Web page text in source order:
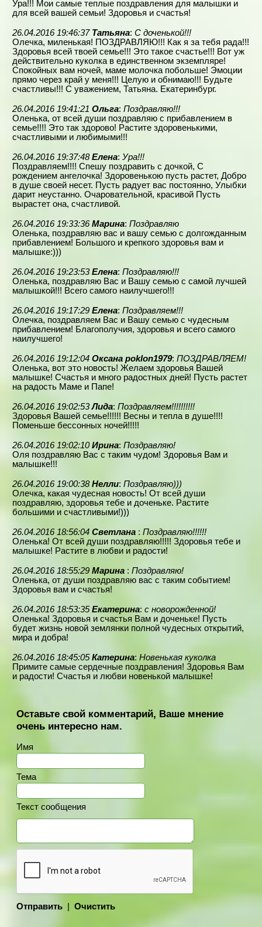
Ура!!! Мои самые теплые поздравления для малышки и
для всей вашей семьи! Здоровья и счастья!
26.04.2016 19:46:37 Татьяна: С доченькой!!!
Олечка, миленькая! ПОЗДРАВЛЯЮ!!! Как я за тебя рада!!!
Здоровья всей твоей семье!!! Это такое счастье!!! Вот уж
действительно куколка в единственном экземпляре!
Спокойных вам ночей, маме молочка побольше! Эмоции
прямо через край у меня!!! Целую и обнимаю!!! Будьте
счастливы!!! С уважением, Татьяна. Екатеринбург.
26.04.2016 19:41:21 Ольга: Поздравляю!!!
Оленька, от всей души поздравляю с прибавлением в
семье!!!! Это так здорово! Растите здоровенькими,
счастливыми и любимыми!!!
26.04.2016 19:37:48 Елена: Ура!!!
Поздравляем!!!! Спешу поздравить с дочкой, С
рождением ангелочка! Здоровенькою пусть растет, Добро
в душе своей несет. Пусть радует вас постоянно, Улыбки
дарит неустанно. Очаровательной, красивой Пусть
вырастет она, счастливой.
26.04.2016 19:33:36 Марина: Поздравляю
Оленька, поздравляю вас и вашу семью с долгожданным
прибавлением! Большого и крепкого здоровья вам и
малышке:)))
26.04.2016 19:23:53 Елена: Поздравляю!!!
Оленька, поздравляю Вас и Вашу семью с самой лучшей
малышкой!!! Всего самого наилучшего!!!
26.04.2016 19:17:29 Елена: Поздравляем!!!
Олечка, поздравляем Вас и Вашу семью с чудесным
прибавлением! Благополучия, здоровья и всего самого
наилучшего!
26.04.2016 19:12:04 Оксана poklon1979: ПОЗДРАВЛЯЕМ!
Оленька, вот это новость! Желаем здоровья Вашей
малышке! Счастья и много радостных дней! Пусть растет
на радость Маме и Папе!
26.04.2016 19:02:53 Лида: Поздравляем!!!!!!!!!!
Здоровья Вашей семье!!!!!! Весны и тепла в душе!!!!
Поменьше бессонных ночей!!!!!
26.04.2016 19:02:10 Ирина: Поздравляю!
Оля поздравляю Вас с таким чудом! Здоровья Вам и
малышке!!!
26.04.2016 19:00:38 Нелли: Поздравляю)))
Олечка, какая чудесная новость! От всей души
поздравляю, здоровья тебе и доченьке. Растите
большими и счастливыми!)))
26.04.2016 18:56:04 Светлана : Поздравляю!!!!!!
Оленька! От всей души поздравляю!!!!! Здоровья тебе и
малышке! Растите в любви и радости!
26.04.2016 18:55:29 Марина : Поздравляю!
Оленька, от души поздравляю вас с таким событием!
Здоровья вам и счастья!
26.04.2016 18:53:35 Екатерина: с новорожденной!
Оленька! Здоровья и счастья Вам и доченьке! Пусть
будет жизнь новой землянки полной чудесных открытий,
мира и добра!
26.04.2016 18:45:05 Катерина: Новенькая куколка
Примите самые сердечные поздравления! Здоровья Вам
и радости! Счастья и любви новенькой малышке!
Оставьте свой комментарий, Ваше мнение
очень интересно нам.
Имя
Тема
Текст сообщения
Отправить Очистить